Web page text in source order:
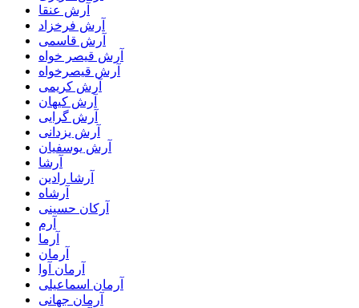
آرش عنقا
آرش فرخزاد
آرش قاسمی
آرش قیصر خواه
آرش قیصرخواه
آرش کریمی
آرش کیهان
آرش گرایی
آرش یزدانی
آرش یوسفیان
آرشا
آرشا رادین
آرشاه
آرکان حسینی
آرم
آرما
آرمان
آرمان آوا
آرمان اسماعیلی
آرمان جهانی